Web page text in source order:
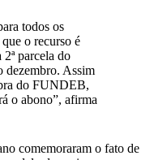
todos os
o recurso é
2ª parcela do
dezembro. Assim
do FUNDEB,
o abono”, afirma
comemoraram o fato de